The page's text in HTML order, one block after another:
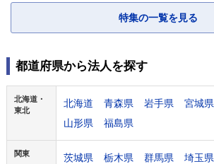
特集の一覧を見る
都道府県から法人を探す
北海道・
東北
北海道 青森県 岩手県 宮城県
山形県
福島県
関東 茨城県 栃木県 群馬県 埼玉県